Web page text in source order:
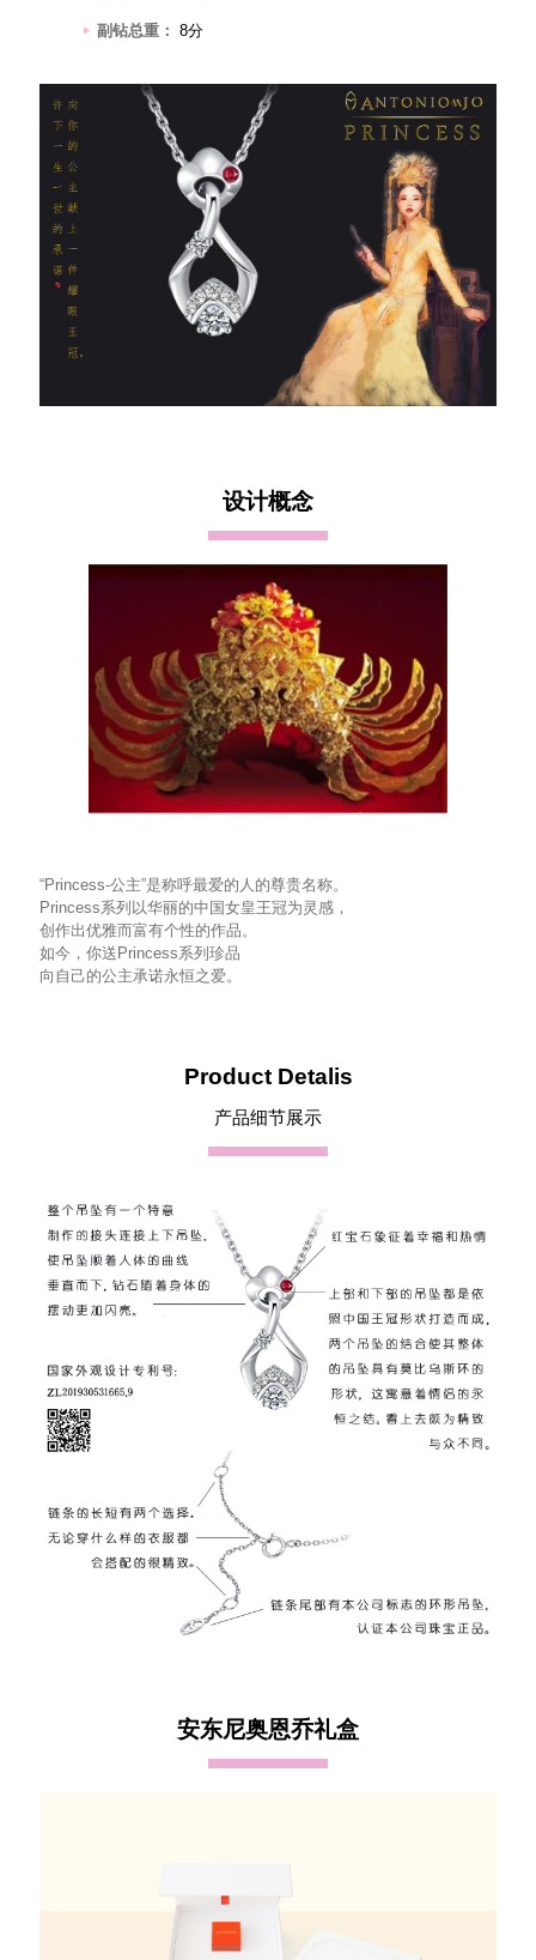
副钻总重： 8分
设计概念
“Princess-公主”是称呼最爱的人的尊贵名称。
Princess系列以华丽的中国女皇王冠为灵感，
创作出优雅而富有个性的作品。
如今，你送Princess系列珍品
向自己的公主承诺永恒之爱。
Product Detalis
产品细节展示
安东尼奥恩乔礼盒